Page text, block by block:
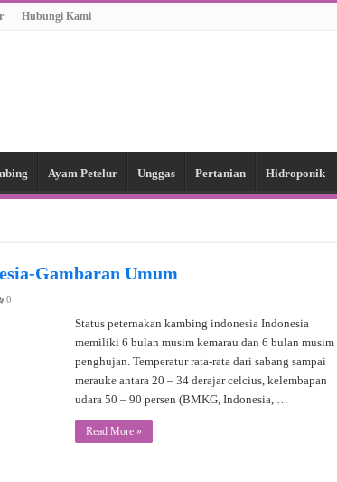
Hubungi Kami
Ayam Petelur Unggas Pertanian Hidroponik
Gambaran Umum
0
Status peternakan kambing indonesia Indonesia
memiliki 6 bulan musim kemarau dan 6 bulan musim
penghujan. Temperatur rata-rata dari sabang sampai
merauke antara 20 – 34 derajar celcius, kelembapan
udara 50 – 90 persen (BMKG, Indonesia, …
Read More »